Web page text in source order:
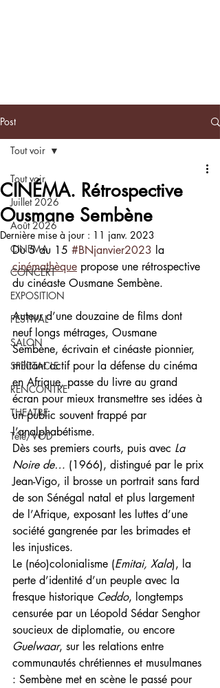
Post
Tout voir
Juillet 2026
Août 2026
CINEMA
CONCERT
EXPOSITION
FESTIVAL
SALON
SPECTACLE
RENCONTRE
THEATRE
Télé/VOD
Tout voir
CINÉMA. Rétrospective
Ousmane Sembène
Dernière mise à jour : 11 janv. 2023
Du 5 au 15 #BNjanvier2023 la
cinémathèque propose une rétrospective
du cinéaste Ousmane Sembène.
Auteur d’une douzaine de films dont
neuf longs métrages, Ousmane
Sembène, écrivain et cinéaste pionnier,
militant actif pour la défense du cinéma
en Afrique, passe du livre au grand
écran pour mieux transmettre ses idées à
un public souvent frappé par
l’analphabétisme.
Dès ses premiers courts, puis avec La
Noire de… (1966), distingué par le prix
Jean-Vigo, il brosse un portrait sans fard
de son Sénégal natal et plus largement
de l’Afrique, exposant les luttes d’une
société gangrenée par les brimades et
les injustices.
Le (néo)colonialisme (Emitai, Xala), la
perte d’identité d’un peuple avec la
fresque historique Ceddo, longtemps
censurée par un Léopold Sédar Senghor
soucieux de diplomatie, ou encore
Guelwaar, sur les relations entre
communautés chrétiennes et musulmanes
: Sembène met en scène le passé pour